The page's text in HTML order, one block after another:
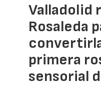
Valladolid
Rosaleda
primera
sensorial